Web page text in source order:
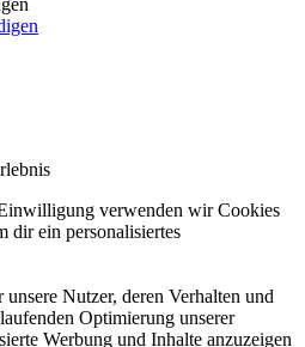
verwenden wir Cookies
dir ein personalisiertes
Nutzer, deren Verhalten und
Optimierung unserer
Werbung und Inhalte anzuzeigen